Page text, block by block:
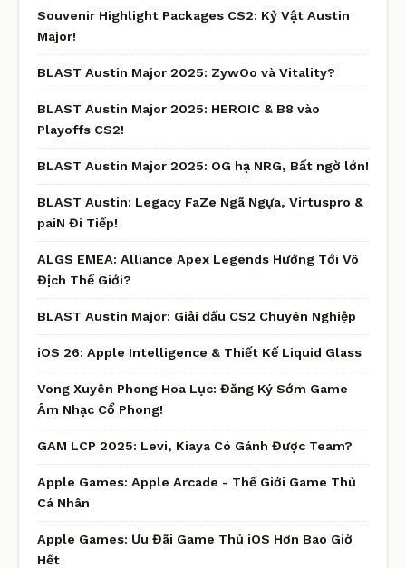
Souvenir Highlight Packages CS2: Kỷ Vật Austin
Major!
BLAST Austin Major 2025: ZywOo và Vitality?
BLAST Austin Major 2025: HEROIC & B8 vào
Playoffs CS2!
BLAST Austin Major 2025: OG hạ NRG, Bất ngờ lớn!
BLAST Austin: Legacy FaZe Ngã Ngựa, Virtuspro &
paiN Đi Tiếp!
ALGS EMEA: Alliance Apex Legends Hướng Tới Vô
Địch Thế Giới?
BLAST Austin Major: Giải đấu CS2 Chuyên Nghiệp
iOS 26: Apple Intelligence & Thiết Kế Liquid Glass
Vong Xuyên Phong Hoa Lục: Đăng Ký Sớm Game
Âm Nhạc Cổ Phong!
GAM LCP 2025: Levi, Kiaya Có Gánh Được Team?
Apple Games: Apple Arcade - Thế Giới Game Thủ
Cá Nhân
Apple Games: Ưu Đãi Game Thủ iOS Hơn Bao Giờ
Hết